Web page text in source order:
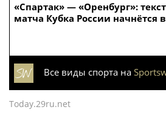
«Спартак» — «Оренбург»:
матча Кубка России начнётся
Все виды спорта на
Today.29ru.net